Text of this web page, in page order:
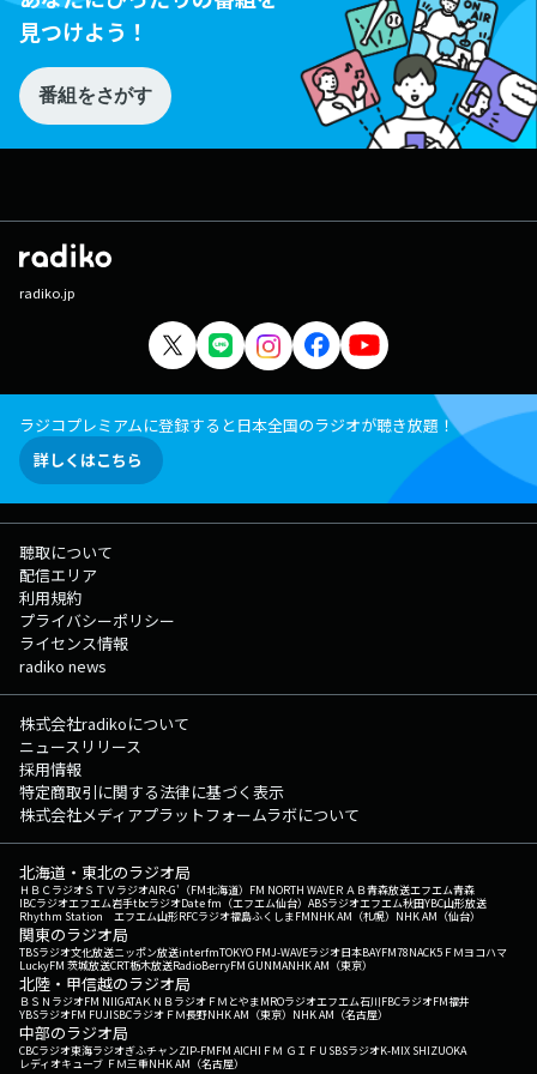
見つけよう！
番組をさがす
radiko.jp
ラジコプレミアムに登録すると日本全国のラジオが聴き放題！
詳しくはこちら
聴取について
配信エリア
利用規約
プライバシーポリシー
ライセンス情報
radiko news
株式会社radikoについて
ニュースリリース
採用情報
特定商取引に関する法律に基づく表示
株式会社メディアプラットフォームラボについて
北海道・東北のラジオ局
ＨＢＣラジオＳＴＶラジオAIR-G'（FM北海道） FM NORTH WAVEＲＡＢ青森放送エフエム青森
IBCラジオエフエム岩手tbcラジオDate fm（エフエム仙台） ABSラジオエフエム秋田YBC山形放送
Rhythm Station エフエム山形RFCラジオ福島ふくしまFMNHK AM（札幌） NHK AM（仙台）
関東のラジオ局
TBSラジオ文化放送ニッポン放送interfmTOKYO FMJ-WAVEラジオ日本BAYFM78NACK5 ＦＭヨコハマ
LuckyFM 茨城放送CRT栃木放送RadioBerryFM GUNMANHK AM（東京）
北陸・甲信越のラジオ局
ＢＳＮラジオFM NIIGATAＫＮＢラジオ ＦＭとやまMROラジオエフエム石川FBCラジオFM福井
YBSラジオFM FUJISBCラジオ ＦＭ長野NHK AM（東京） NHK AM（名古屋）
中部のラジオ局
CBCラジオ東海ラジオぎふチャンZIP-FMFM AICHI ＦＭ ＧＩＦＵ SBSラジオK-MIX SHIZUOKA
レディオキューブ ＦＭ三重NHK AM（名古屋）